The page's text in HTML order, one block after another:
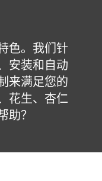
色。我们针
安装和自动
来满足您的
花生、杏仁
助？